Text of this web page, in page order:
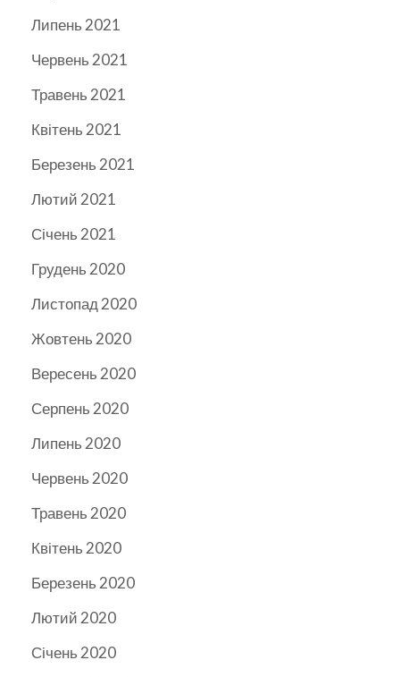
Липень 2021
Червень 2021
Травень 2021
Квітень 2021
Березень 2021
Лютий 2021
Січень 2021
Грудень 2020
Листопад 2020
Жовтень 2020
Вересень 2020
Серпень 2020
Липень 2020
Червень 2020
Травень 2020
Квітень 2020
Березень 2020
Лютий 2020
Січень 2020